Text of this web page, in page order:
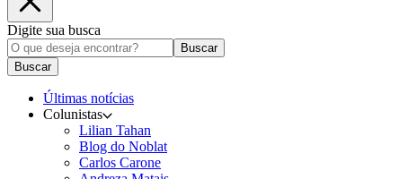
Digite sua busca
Buscar
Buscar
Últimas notícias
Colunistas
Lilian Tahan
Blog do Noblat
Carlos Carone